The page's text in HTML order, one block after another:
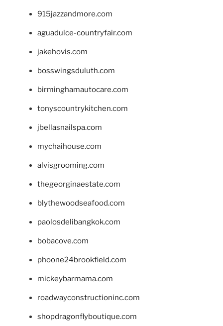
915jazzandmore.com
aguadulce-countryfair.com
jakehovis.com
bosswingsduluth.com
birminghamautocare.com
tonyscountrykitchen.com
jbellasnailspa.com
mychaihouse.com
alvisgrooming.com
thegeorginaestate.com
blythewoodseafood.com
paolosdelibangkok.com
bobacove.com
phoone24brookfield.com
mickeybarmama.com
roadwayconstructioninc.com
shopdragonflyboutique.com